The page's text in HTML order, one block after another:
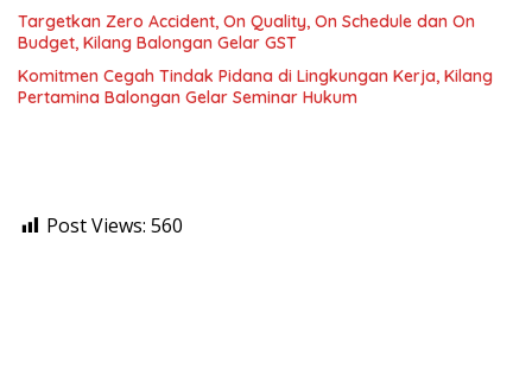
Targetkan Zero Accident, On Quality, On Schedule dan On
Budget, Kilang Balongan Gelar GST
Komitmen Cegah Tindak Pidana di Lingkungan Kerja, Kilang
Pertamina Balongan Gelar Seminar Hukum
Post Views: 560